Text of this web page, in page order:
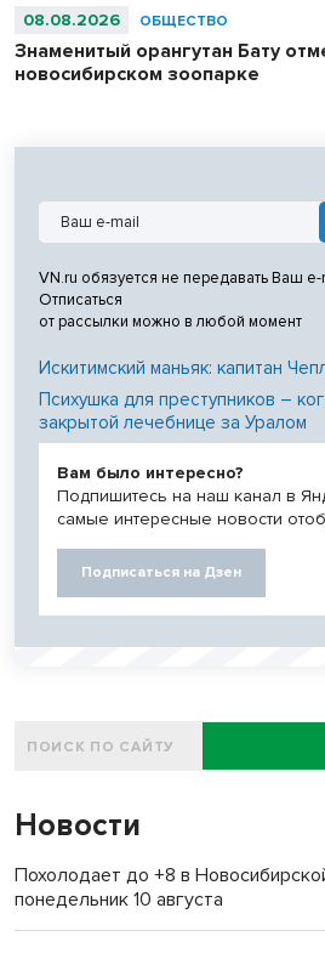
08.08.2026 ОБЩЕСТВО
Знаменитый орангутан Бату
новосибирском зоопарке
VN.ru обязуется не передавать Ваш e-
Отписаться
от рассылки можно в любой момент
Искитимский маньяк: капитан
Психушка для преступников –
закрытой лечебнице за Уралом
Вам было интересно?
Подпишитесь на наш канал в
самые интересные новости
Подписаться на Дзен
Новости
Похолодает до +8 в
понедельник 10 августа